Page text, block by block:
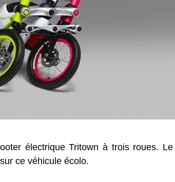
électrique Tritown à trois roues. Le
ce véhicule écolo.